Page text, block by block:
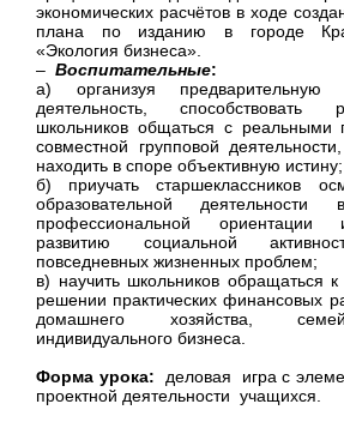
экономических расчётов в ходе
плана по изданию в городе
«Экология бизнеса».
– Воспитательные:
а) организуя предварительную
деятельность, способствовать
школьников общаться с реальными
совместной групповой
находить в споре объективную истину;
б) приучать старшеклассников
образовательной деятельности
профессиональной ориентации
развитию социальной
повседневных жизненных проблем;
в) научить школьников обращаться
решении практических финансовых
домашнего хозяйства,
индивидуального бизнеса.
Форма урока:
деловая игра с
проектной деятельности учащихся.